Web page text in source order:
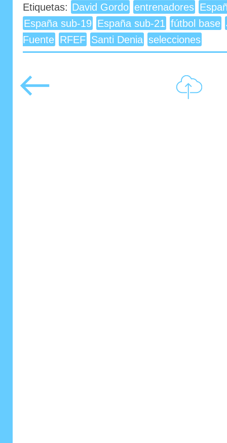
Etiquetas: David Gordo entrenadores
España sub-19 España sub-21 fútbol base
Fuente RFEF Santi Denia selecciones